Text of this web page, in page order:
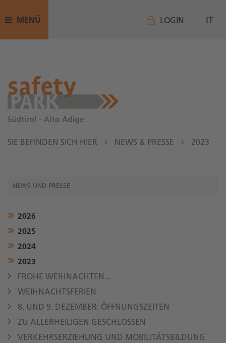
MENÜ LOGIN IT
SIE BEFINDEN SICH HIER NEWS & PRESSE 2023
NEWS UND PRESSE
2026
2025
2024
2023
FROHE WEIHNACHTEN...
WEIHNACHTSFERIEN
8. UND 9. DEZEMBER: ÖFFNUNGSZEITEN
ZU ALLERHEILIGEN GESCHLOSSEN
VERKEHRSERZIEHUNG UND MOBILITÄTSBILDUNG